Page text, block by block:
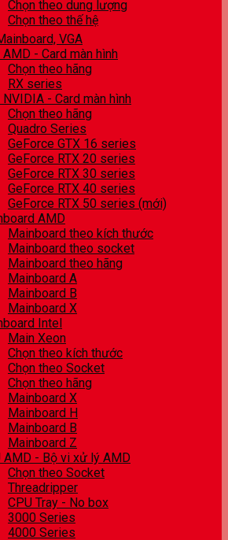
Chọn theo dung lượng
Chọn theo thế hệ
VGA
AMD - Card màn hình
Chọn theo hãng
RX series
NVIDIA - Card màn hình
Chọn theo hãng
Quadro Series
GeForce GTX 16 series
GeForce RTX 20 series
GeForce RTX 30 series
GeForce RTX 40 series
GeForce RTX 50 series (mới)
AMD
Mainboard theo kích thước
Mainboard theo socket
Mainboard theo hãng
Mainboard A
Mainboard B
Mainboard X
Intel
Main Xeon
Chọn theo kích thước
Chọn theo Socket
Chọn theo hãng
Mainboard X
Mainboard H
Mainboard B
Mainboard Z
AMD - Bộ vi xử lý AMD
Chọn theo Socket
Threadripper
CPU Tray - No box
3000 Series
4000 Series